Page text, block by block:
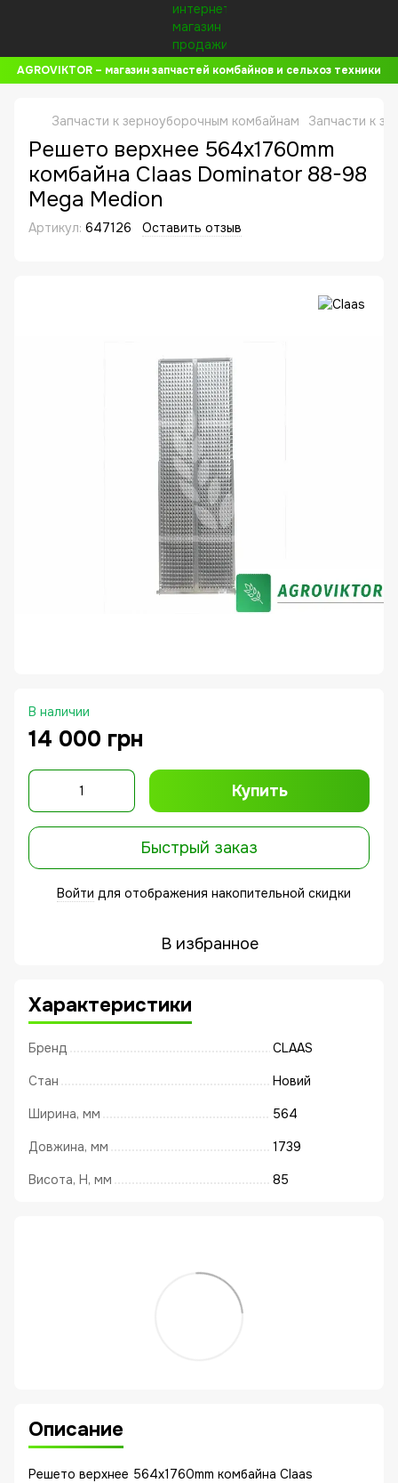
AGROVIKTOR – магазин запчастей комбайнов и сельхоз техники
Запчасти к зерноуборочным комбайнам Запчасти к
Решето верхнее 564x1760mm
комбайна Claas Dominator 88-98
Mega Medion
Артикул: 647126 Оставить отзыв
В наличии
14 000 грн
Купить
Быстрый заказ
Войти для отображения накопительной скидки
В избранное
Характеристики
Бренд CLAAS
Стан Новий
Ширина, мм 564
Довжина, мм 1739
Висота, Н, мм 85
Описание
Решето верхнее 564x1760mm комбайна Claas